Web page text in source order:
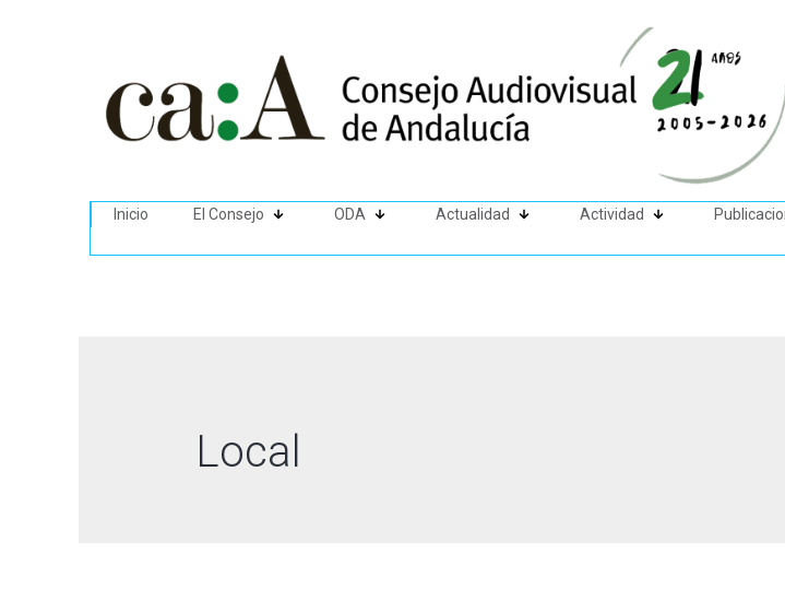
Inicio El Consejo ODA Actualidad Actividad
Local